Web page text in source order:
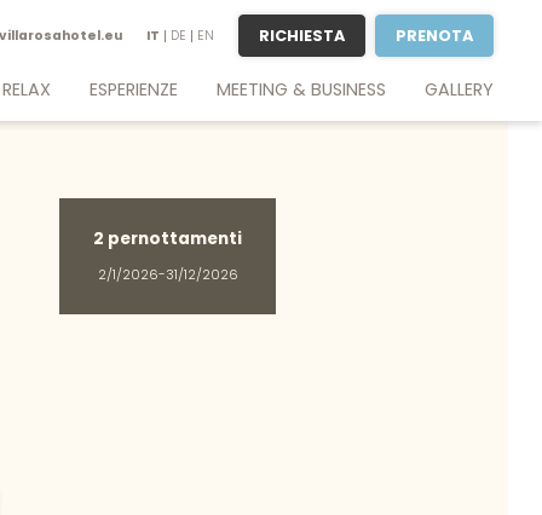
villarosahotel.eu IT DE EN RICHIESTA PRENOTA
& Terrace
ESPERIENZE
Lago di Garda
Verona & Venezia
Percorsi enogastronomici
MEETING & BUSINESS
Sale meeting
GALLERY
2 pernottamenti
2/1/2026-31/12/2026